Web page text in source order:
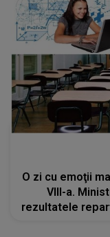
O zi cu emoţii
VIII-a.
rezultatele